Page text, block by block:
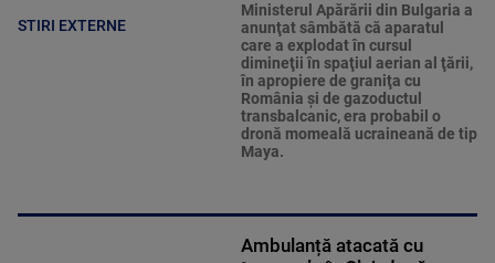
STIRI EXTERNE
Ministerul Apărării din Bulgaria a
anunţat sâmbătă că aparatul
care a explodat în cursul
dimineţii în spaţiul aerian al ţării,
în apropiere de graniţa cu
România şi de gazoductul
transbalcanic, era probabil o
dronă momeală ucraineană de tip
Maya.
Ambulanță atacată cu